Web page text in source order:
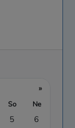
»
So Ne
5
6